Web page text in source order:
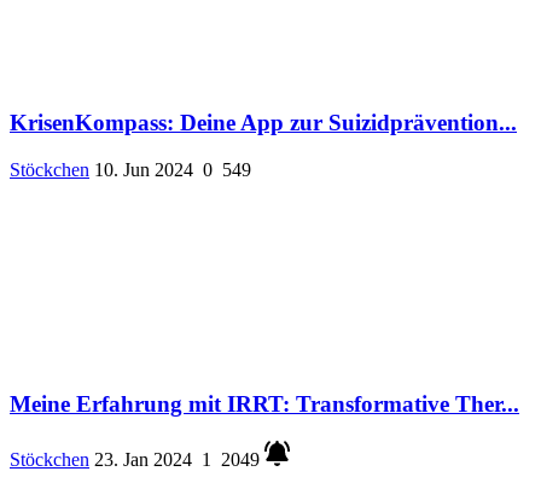
KrisenKompass: Deine App zur Suizidprävention...
Stöckchen 10. Jun 2024 0 549
Meine Erfahrung mit IRRT: Transformative Ther...
Stöckchen 23. Jan 2024 1 2049